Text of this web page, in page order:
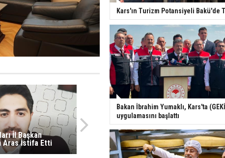
İl Başkan
Aras İstifa Etti
Kars'ın Turizm Potansiyeli Bakü'de
Bakan İbrahim Yumaklı, Kars'ta
uygulamasını başlattı